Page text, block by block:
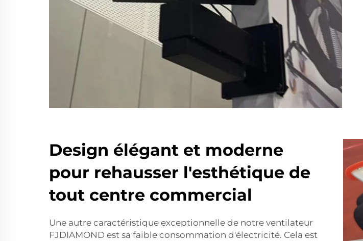
Design élégant et moderne
pour rehausser l'esthétique de
tout centre commercial
Une autre caractéristique exceptionnelle de notre ventilateur
FJDIAMOND est sa faible consommation d'électricité. Cela est